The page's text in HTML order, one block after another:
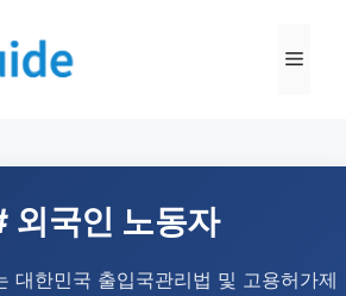
외국인 노동자
대한민국 출입국관리법 및 고용허가제